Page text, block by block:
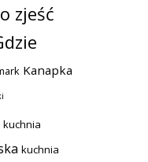
zjeść
Kanapka
kuchnia
kuchnia